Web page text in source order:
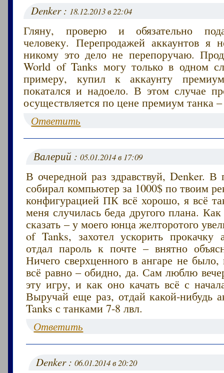
Denker : 18.12.2013 в 22:04
Гляну, проверю и обязательно
человеку. Перепродажей аккаунтов я
никому это дело не перепоручаю.
World of Tanks могу только в одном
примеру, купил к аккаунту
покатался и надоело. В этом случае
осуществляется по цене премиум танка
Ответить
Валерий :05.01.2014 в 17:09
В очередной раз здравствуй, Denker.
собирал компьютер за 1000$ по твоим
конфигурацией ПК всё хорошо, я всё
меня случилась беда другого плана.
сказать – у моего юнца желторотого
of Tanks, захотел ускорить прокачку
отдал пароль к почте – внятно
Ничего сверхценного в ангаре не
всё равно – обидно, да. Сам люблю
эту игру, и как оно качать всё с
Выручай еще раз, отдай какой-нибудь
Tanks с танками 7-8 лвл.
Ответить
Denker :06.01.2014 в 20:20